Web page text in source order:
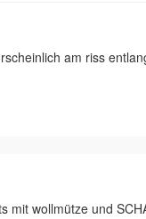
am riss
mit wollmütze und